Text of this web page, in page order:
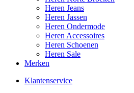
Heren Jeans
Heren Jassen
Heren Ondermode
Heren Accessoires
Heren Schoenen
Heren Sale
Merken
Klantenservice